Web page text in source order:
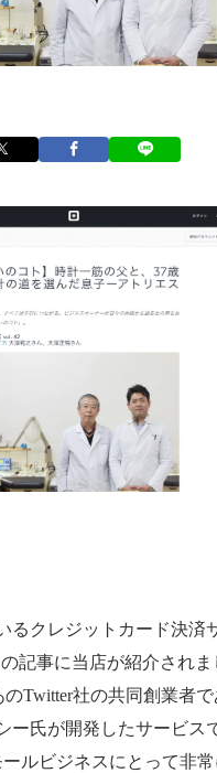
るクレジットカード決済
の記事に当店が紹介されま
Twitter社の共同創業者
ー氏が開発したサービス
ルビジネスにとって非